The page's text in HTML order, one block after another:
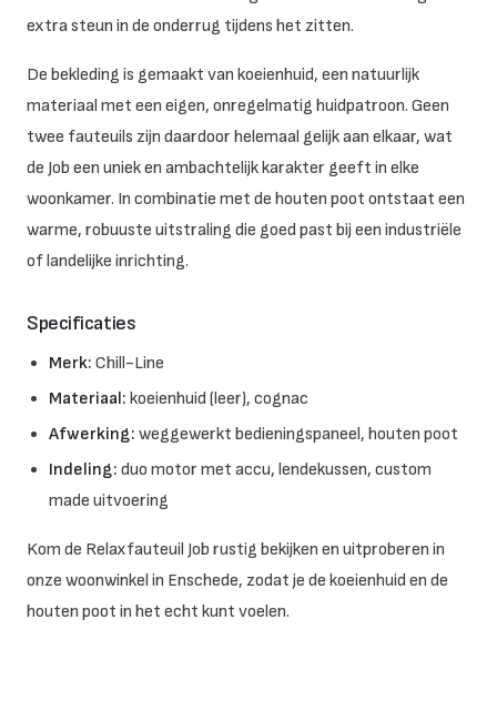
extra steun in de onderrug tijdens het zitten.
De bekleding is gemaakt van koeienhuid, een natuurlijk
materiaal met een eigen, onregelmatig huidpatroon. Geen
twee fauteuils zijn daardoor helemaal gelijk aan elkaar, wat
de Job een uniek en ambachtelijk karakter geeft in elke
woonkamer. In combinatie met de houten poot ontstaat een
warme, robuuste uitstraling die goed past bij een industriële
of landelijke inrichting.
Specificaties
Merk: Chill-Line
Materiaal: koeienhuid (leer), cognac
Afwerking: weggewerkt bedieningspaneel, houten poot
Indeling: duo motor met accu, lendekussen, custom
made uitvoering
Kom de Relaxfauteuil Job rustig bekijken en uitproberen in
onze woonwinkel in Enschede, zodat je de koeienhuid en de
houten poot in het echt kunt voelen.